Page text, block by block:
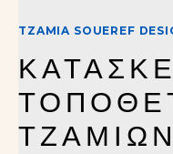
TZAMIA SOUEREF
ΤΖΑΜΙΩΝ